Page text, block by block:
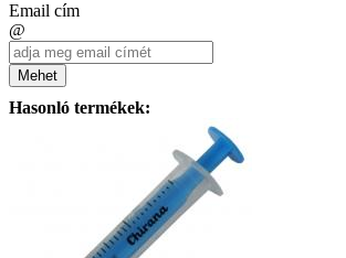
Email cím
@
Mehet
Hasonló termékek: